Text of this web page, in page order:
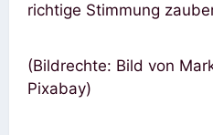
richtige Stimmung
(Bildrechte: Bild von
Pixabay)